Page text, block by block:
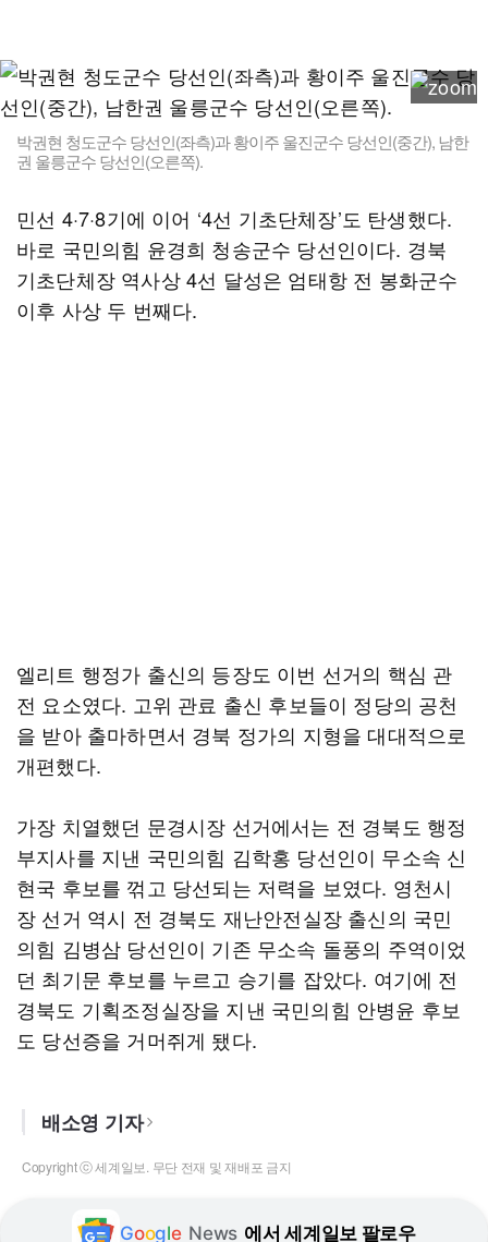
박권현 청도군수 당선인(좌측)과 황이주 울진군수 당선인(중간), 남한
권 울릉군수 당선인(오른쪽).
민선 4·7·8기에 이어 ‘4선 기초단체장’도 탄생했다.
바로 국민의힘 윤경희 청송군수 당선인이다. 경북
기초단체장 역사상 4선 달성은 엄태항 전 봉화군수
이후 사상 두 번째다.
엘리트 행정가 출신의 등장도 이번 선거의 핵심 관
전 요소였다. 고위 관료 출신 후보들이 정당의 공천
을 받아 출마하면서 경북 정가의 지형을 대대적으로
개편했다.
가장 치열했던 문경시장 선거에서는 전 경북도 행정
부지사를 지낸 국민의힘 김학홍 당선인이 무소속 신
현국 후보를 꺾고 당선되는 저력을 보였다. 영천시
장 선거 역시 전 경북도 재난안전실장 출신의 국민
의힘 김병삼 당선인이 기존 무소속 돌풍의 주역이었
던 최기문 후보를 누르고 승기를 잡았다. 여기에 전
경북도 기획조정실장을 지낸 국민의힘 안병윤 후보
도 당선증을 거머쥐게 됐다.
배소영 기자
Copyright ⓒ 세계일보. 무단 전재 및 재배포 금지
Google News 에서 세계일보 팔로우